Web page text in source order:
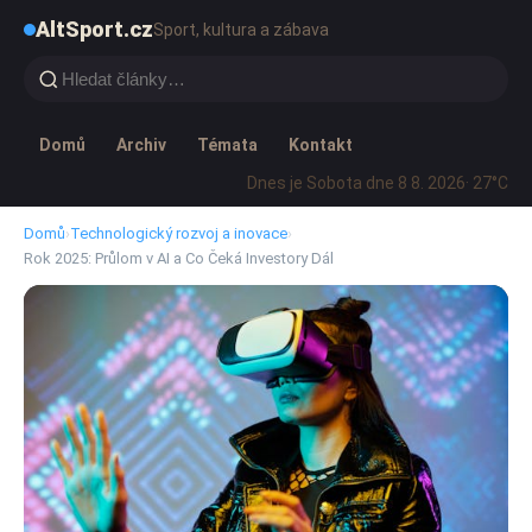
AltSport.czSport, kultura a zábava
Domů Archiv Témata
Kontakt
Dnes je Sobota dne 8 8. 2026· 27°C
Domů›Technologický rozvoj a inovace›
Rok 2025: Průlom v AI a Co Čeká Investory Dál